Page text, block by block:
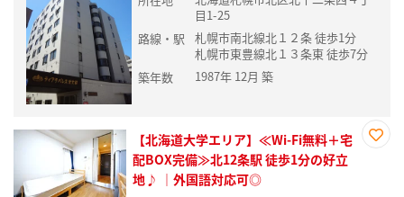
目1-25
路線・駅
札幌市南北線北１２条 徒歩1分
札幌市東豊線北１３条東 徒歩7分
築年数
1987年 12月 築
【北海道大学エリア】≪Wi-Fi無料＋宅
配BOX完備≫北12条駅 徒歩1分の好立
地♪ ｜外国語対応可◎